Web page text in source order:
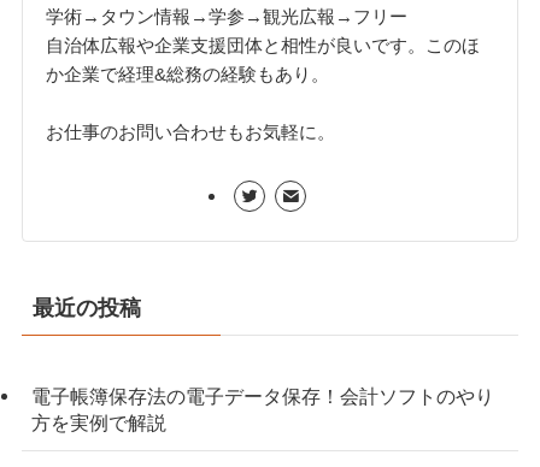
学術→タウン情報→学参→観光広報→フリー
自治体広報や企業支援団体と相性が良いです。このほ
か企業で経理&総務の経験もあり。
お仕事のお問い合わせもお気軽に。
最近の投稿
電子帳簿保存法の電子データ保存！会計ソフトのやり
方を実例で解説